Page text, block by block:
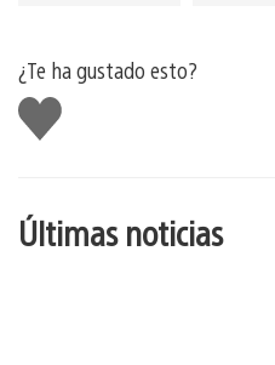
¿Te ha gustado esto?
Me
gusta
Últimas noticias